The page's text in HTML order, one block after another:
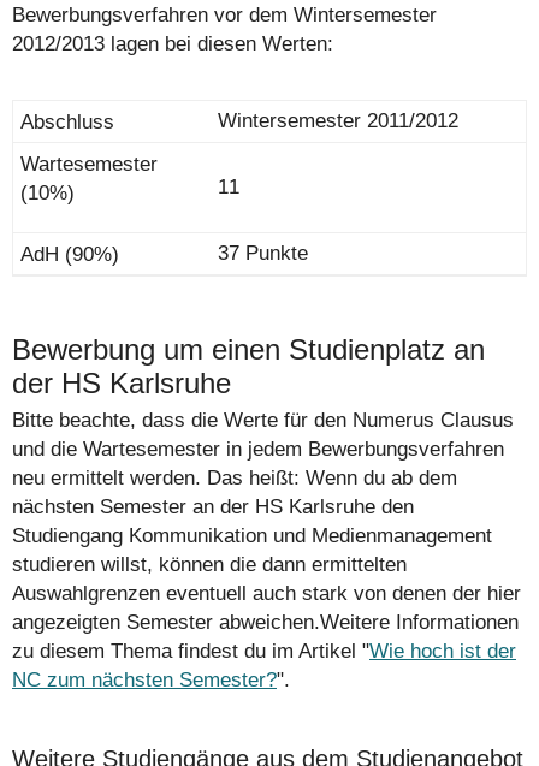
Bewerbungsverfahren vor dem Wintersemester
2012/2013 lagen bei diesen Werten:
Wintersemester 2011/2012
11
37 Punkte
Bewerbung um einen Studienplatz an
der HS Karlsruhe
Bitte beachte, dass die Werte für den Numerus Clausus
und die Wartesemester in jedem Bewerbungsverfahren
neu ermittelt werden. Das heißt: Wenn du ab dem
nächsten Semester an der HS Karlsruhe den
Studiengang Kommunikation und Medienmanagement
studieren willst, können die dann ermittelten
Auswahlgrenzen eventuell auch stark von denen der hier
angezeigten Semester abweichen.Weitere Informationen
zu diesem Thema findest du im Artikel "Wie hoch ist der
NC zum nächsten Semester?".
Weitere Studiengänge aus dem Studienangebot